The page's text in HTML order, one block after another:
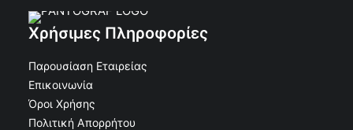
Χρήσιμες Πληροφορίες
Παρουσίαση Εταιρείας
Επικοινωνία
Όροι Χρήσης
Πολιτική Απορρήτου